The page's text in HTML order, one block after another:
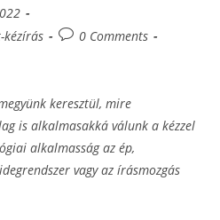
Post0 Comments
keresztül, mire
is alkalmasakká válunk a kézzel
alkalmasság az ép,
vagy az írásmozgás